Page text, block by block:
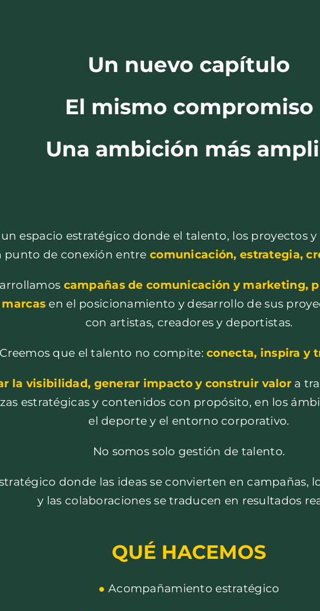
Un nuevo capítulo
El mismo compromiso
Una ambición más
un espacio estratégico donde el talento, los proyectos
punto de conexión entre comunicación, estrategia,
campañas de comunicación y marketing,
marcas en el posicionamiento y desarrollo de sus
con artistas, creadores y deportistas.
Creemos que el talento no compite:conecta, inspira y
la visibilidad, generar impacto y construir valora
estratégicas y contenidos con propósito, en los
el deporte y el entorno corporativo.
No somos solo gestión de talento.
donde las ideas se convierten en campañas,
y las colaboraciones se traducen en resultados
QUÉ HACEMOS
● Acompañamiento estratégico